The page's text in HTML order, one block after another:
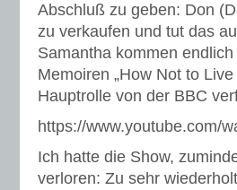
Abschluß zu geben: Don
zu verkaufen und tut das
Samantha kommen
Memoiren „How Not to
Hauptrolle von der BBC
https://www.youtube.com/
Ich hatte die Show,
verloren: Zu sehr